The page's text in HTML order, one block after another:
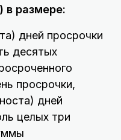
в размере:
дней просрочки
десятых
просрочки,
дней
целых три